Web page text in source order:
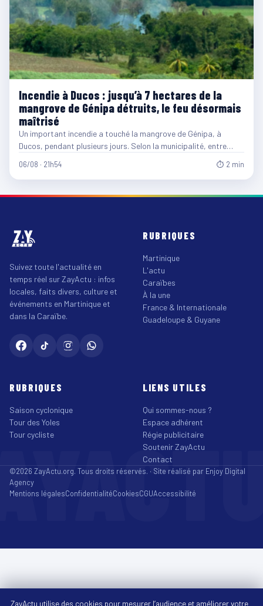
Incendie à Ducos : jusqu’à 7 hectares de la
mangrove de Génipa détruits, le feu désormais
maîtrisé
Un important incendie a touché la mangrove de Génipa, à
Ducos, pendant plusieurs jours. Selon la municipalité, entre…
06/08 · 21h54 ⏱ 2 min
Suivez toute l'actualité en
temps réel sur ZayActu : infos
locales, faits divers, culture et
événements en Martinique et
dans la Caraïbe.
RUBRIQUES
Martinique
L'actu
Caraïbes
À la une
France & Internationale
Guadeloupe & Guyane
RUBRIQUES
Saison cyclonique
Tour des Yoles
Tour cycliste
LIENS UTILES
Qui sommes-nous ?
Espace adhérent
Régie publicitaire
Soutenir ZayActu
Contact
©2026 ZayActu.org. Tous droits réservés. · Site réalisé par Enjoy Digital
Agency
Mentions légalesConfidentialitéCookiesCGUAccessibilité
ZayActu utilise des cookies pour mesurer l’audience et améliorer votre